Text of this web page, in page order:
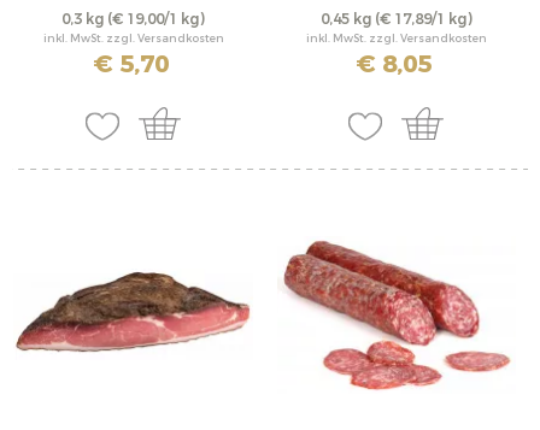
0,3 kg (€ 19,00/1 kg)
inkl. MwSt. zzgl. Versandkosten
€ 5,70
0,45 kg (€ 17,89/1 kg)
inkl. MwSt. zzgl. Versandkosten
€ 8,05